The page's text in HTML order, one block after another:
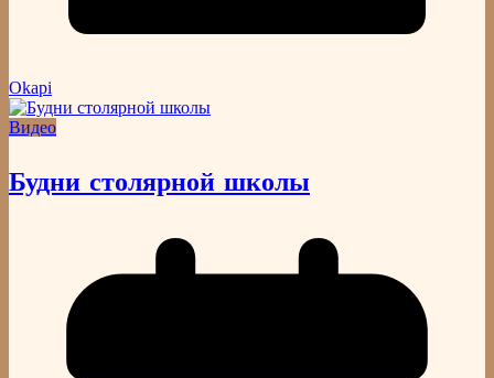
Okapi
Видео
Будни столярной школы